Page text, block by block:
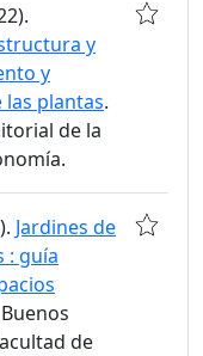
y
y
las plantas.
de la
Jardines de
: guía
de